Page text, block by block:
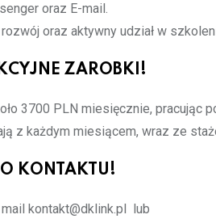
oraz E-mail.
oraz aktywny udział w
ZAROBKI!
3700 PLN miesięcznie, pracując
z każdym miesiącem, wraz ze
KONTAKTU!
kontakt@dklink.pl lub